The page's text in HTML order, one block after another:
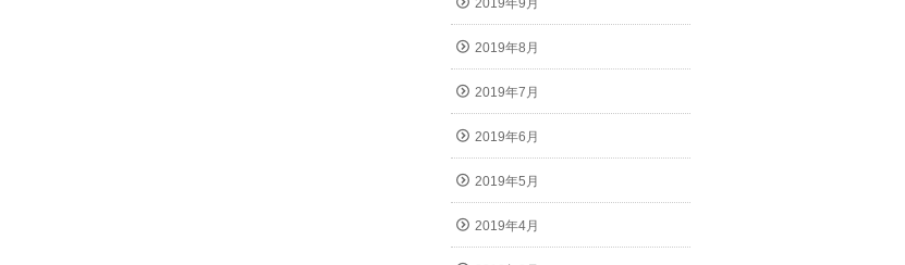
2019年9月
2019年8月
2019年7月
2019年6月
2019年5月
2019年4月